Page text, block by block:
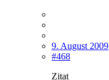
9. August 2009
#468
Zitat